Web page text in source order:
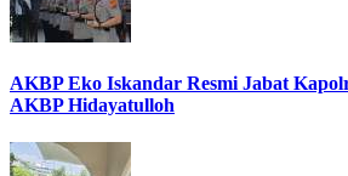
AKBP Eko Iskandar Resmi Jabat
AKBP Hidayatulloh